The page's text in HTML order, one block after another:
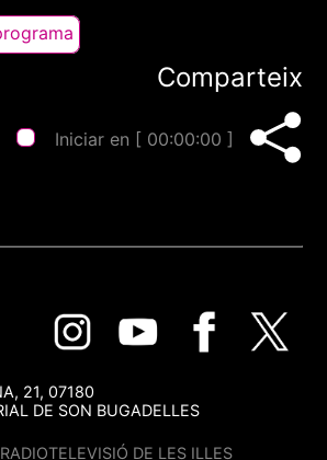
Comparteix
Iniciar en [ 00:00:00 ]
21, 07180
DE SON BUGADELLES
DE LES ILLES